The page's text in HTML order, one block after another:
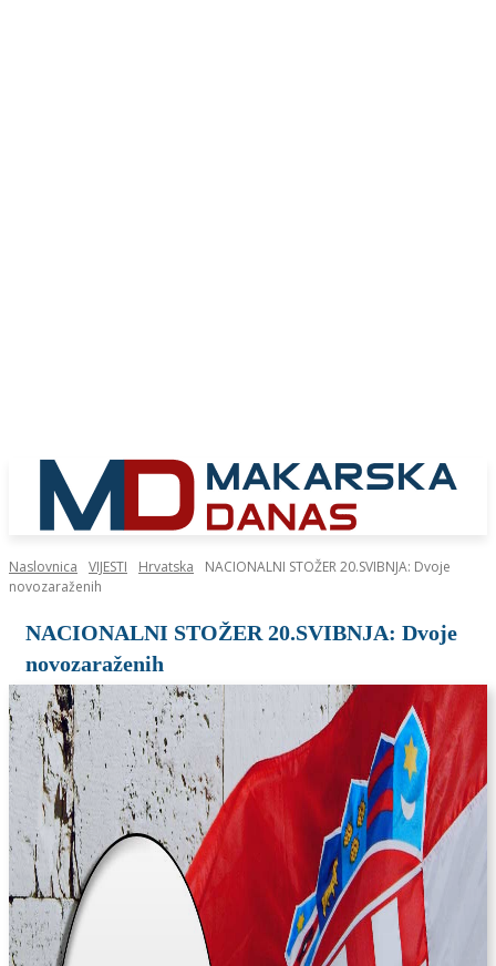
Naslovnica VIJESTI Hrvatska
NACIONALNI STOŽER 20.SVIBNJA: Dvoje
novozaraženih
NACIONALNI STOŽER 20.SVIBNJA: Dvoje
novozaraženih